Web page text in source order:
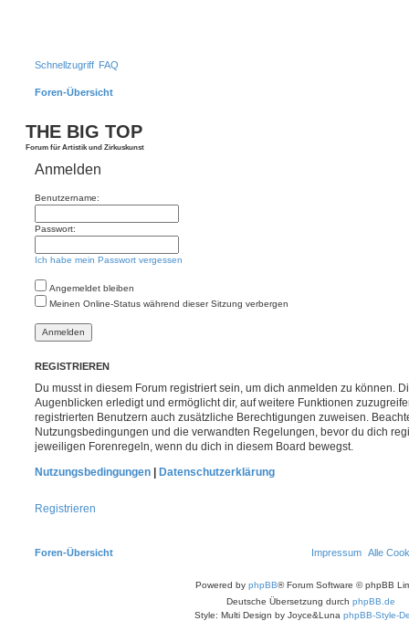
Schnellzugriff FAQ
Foren-Übersicht
THE BIG TOP
Forum für Artistik und Zirkuskunst
Anmelden
Benutzername:
Passwort:
Ich habe mein Passwort vergessen
Angemeldet bleiben
Meinen Online-Status während dieser Sitzung verbergen
REGISTRIEREN
Du musst in diesem Forum registriert sein, um dich anmelden zu können.
Augenblicken erledigt und ermöglicht dir, auf weitere Funktionen
registrierten Benutzern auch zusätzliche Berechtigungen zuweisen.
Nutzungsbedingungen und die verwandten Regelungen, bevor du dich
jeweiligen Forenregeln, wenn du dich in diesem Board bewegst.
Nutzungsbedingungen | Datenschutzerklärung
Registrieren
Foren-Übersicht Alle
Impressum
Powered by phpBB® Forum Software © phpBB
Deutsche Übersetzung durch phpBB.de
Style: Multi Design by Joyce&Luna phpBB-Style-